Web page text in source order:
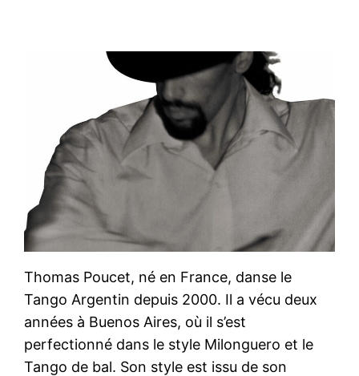
Thomas Poucet, né en France, danse le
Tango Argentin depuis 2000. Il a vécu deux
années à Buenos Aires, où il s’est
perfectionné dans le style Milonguero et le
Tango de bal. Son style est issu de son